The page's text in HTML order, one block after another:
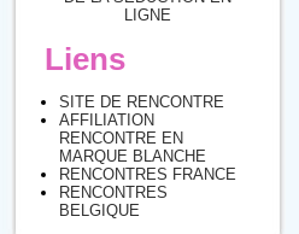
LIGNE
Liens
SITE DE RENCONTRE
AFFILIATION
RENCONTRE EN
MARQUE BLANCHE
RENCONTRES FRANCE
RENCONTRES
BELGIQUE